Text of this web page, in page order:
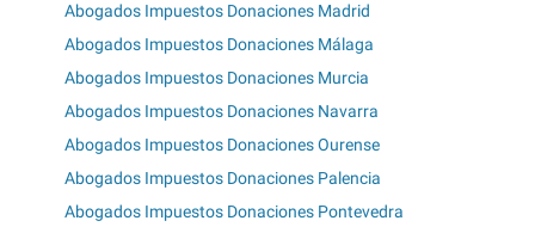
Abogados Impuestos Donaciones Madrid
Abogados Impuestos Donaciones Málaga
Abogados Impuestos Donaciones Murcia
Abogados Impuestos Donaciones Navarra
Abogados Impuestos Donaciones Ourense
Abogados Impuestos Donaciones Palencia
Abogados Impuestos Donaciones Pontevedra